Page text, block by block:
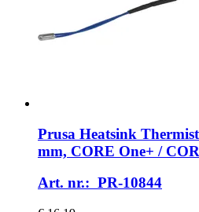
Prusa Heatsink
mm, CORE One+ /
Art. nr.: PR-10844